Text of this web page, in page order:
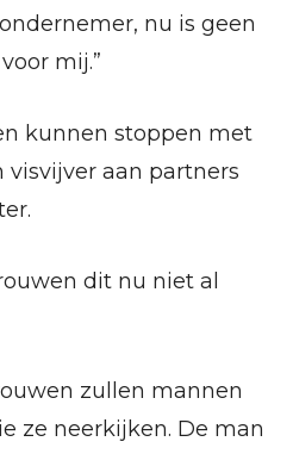
nu is geen
mij.”
kunnen stoppen met
visvijver aan partners
dit nu niet al
zullen mannen
ze neerkijken. De man